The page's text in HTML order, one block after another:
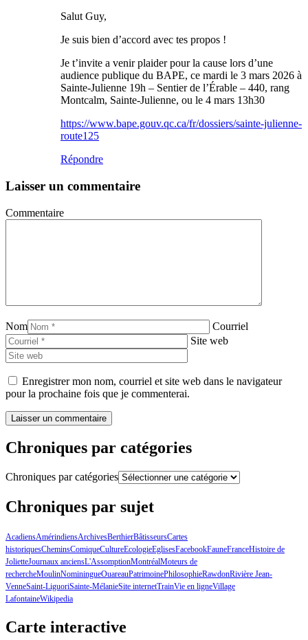
Salut Guy,
Je suis bien d’accord avec tes propos !
Je t’invite a venir plaider pour la cause lors d’une
audience publique du BAPE, ce mardi le 3 mars 2026 à
Sainte-Julienne 19h – Sentier de l’Érable – 440, rang
Montcalm, Sainte-Julienne, ou le 4 mars 13h30
https://www.bape.gouv.qc.ca/fr/dossiers/sainte-julienne-
route125
Répondre
Laisser un commentaire
Commentaire
Nom
Courriel
Site web
Enregistrer mon nom, courriel et site web dans le navigateur
pour la prochaine fois que je commenterai.
Chroniques par catégories
Chroniques par catégories
Chroniques par sujet
AcadiensAmérindiensArchivesBerthierBâtisseursCartes
historiquesCheminsComiqueCultureEcologieEglisesFacebookFauneFranceHistoire de
JolietteJournaux anciensL'AssomptionMontréalMoteurs de
rechercheMoulinNominingueOuareauPatrimoinePhilosophieRawdonRivière Jean-
VenneSaint-LiguoriSainte-MélanieSite internetTrainVie en ligneVillage
LafontaineWikipedia
Carte interactive